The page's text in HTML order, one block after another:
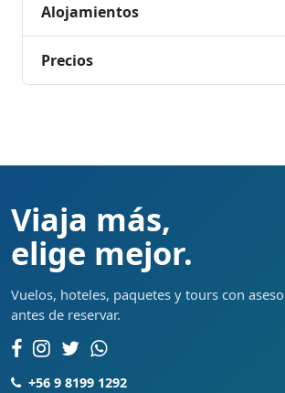
Alojamientos
Precios
Viaja más,
elige mejor.
Vuelos, hoteles, paquetes y tours con
antes de reservar.
+56 9 8199 1292